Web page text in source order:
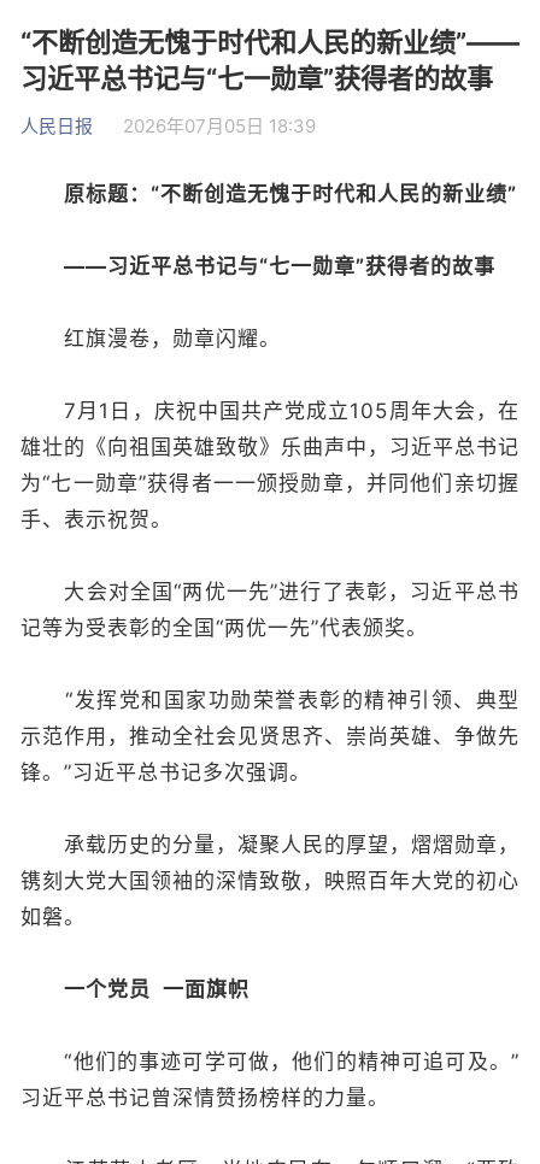
“不断创造无愧于时代和人民的新业绩”——
习近平总书记与“七一勋章”获得者的故事
人民日报 2026年07月05日 18:39
原标题：“不断创造无愧于时代和人民的新业绩”
——习近平总书记与“七一勋章”获得者的故事
红旗漫卷，勋章闪耀。
7月1日，庆祝中国共产党成立105周年大会，在
雄壮的《向祖国英雄致敬》乐曲声中，习近平总书记
为“七一勋章”获得者一一颁授勋章，并同他们亲切握
手、表示祝贺。
大会对全国“两优一先”进行了表彰，习近平总书
记等为受表彰的全国“两优一先”代表颁奖。
“发挥党和国家功勋荣誉表彰的精神引领、典型
示范作用，推动全社会见贤思齐、崇尚英雄、争做先
锋。”习近平总书记多次强调。
承载历史的分量，凝聚人民的厚望，熠熠勋章，
镌刻大党大国领袖的深情致敬，映照百年大党的初心
如磐。
一个党员 一面旗帜
“他们的事迹可学可做，他们的精神可追可及。”
习近平总书记曾深情赞扬榜样的力量。